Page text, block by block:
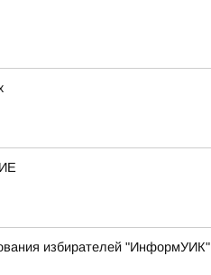
избирателей "ИнформУИК"